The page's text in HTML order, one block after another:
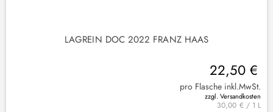
LAGREIN DOC 2022 FRANZ HAAS
22,50 €
pro Flasche inkl.MwSt.
zzgl. Versandkosten
30,00 € / 1 L